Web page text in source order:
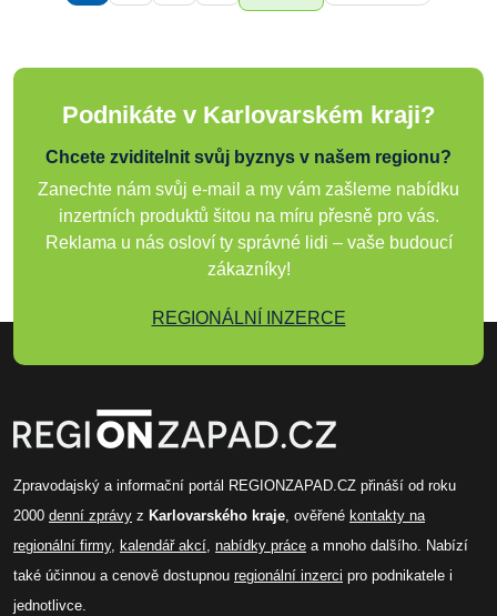
Podnikáte v Karlovarském kraji?
Chcete zviditelnit svůj byznys v našem regionu?
Zanechte nám svůj e-mail a my vám zašleme nabídku
inzertních produktů šitou na míru přesně pro vás.
Reklama u nás osloví ty správné lidi – vaše budoucí
zákazníky!
REGIONÁLNÍ INZERCE
Zpravodajský a informační portál REGIONZAPAD.CZ přináší od roku
2000 denní zprávy z Karlovarského kraje, ověřené kontakty na
regionální firmy, kalendář akcí, nabídky práce a mnoho dalšího. Nabízí
také účinnou a cenově dostupnou regionální inzerci pro podnikatele i
jednotlivce.